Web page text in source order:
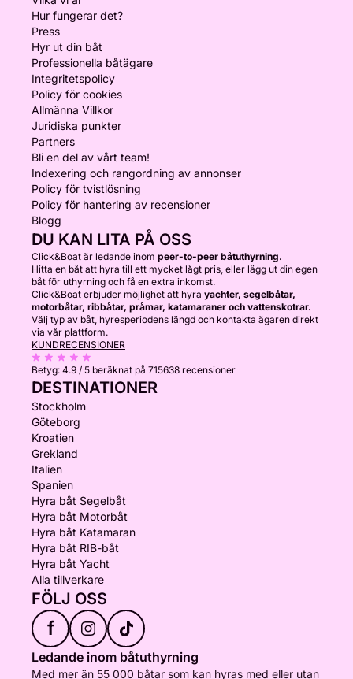
Hur fungerar det?
Press
Hyr ut din båt
Professionella båtägare
Integritetspolicy
Policy för cookies
Allmänna Villkor
Juridiska punkter
Partners
Bli en del av vårt team!
Indexering och rangordning av annonser
Policy för tvistlösning
Policy för hantering av recensioner
Blogg
DU KAN LITA PÅ OSS
Click&Boat är ledande inom peer-to-peer båtuthyrning.
Hitta en båt att hyra till ett mycket lågt pris, eller lägg ut din egen
båt för uthyrning och få en extra inkomst.
Click&Boat erbjuder möjlighet att hyra yachter, segelbåtar,
motorbåtar, ribbåtar, pråmar, katamaraner och vattenskotrar.
Välj typ av båt, hyresperiodens längd och kontakta ägaren direkt
via vår plattform.
KUNDRECENSIONER
Betyg: 4.9 / 5 beräknat på 715638 recensioner
DESTINATIONER
Stockholm
Göteborg
Kroatien
Grekland
Italien
Spanien
Hyra båt Segelbåt
Hyra båt Motorbåt
Hyra båt Katamaran
Hyra båt RIB-båt
Hyra båt Yacht
Alla tillverkare
FÖLJ OSS
f
Ledande inom båtuthyrning
Med mer än 55 000 båtar som kan hyras med eller utan